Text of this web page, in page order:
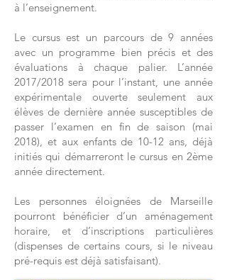
à l’enseignement.
Le cursus est un parcours de 9 années
avec un programme bien précis et des
évaluations à chaque palier. L’année
2017/2018 sera pour l’instant, une année
expérimentale ouverte seulement aux
élèves de dernière année susceptibles de
passer l’examen en fin de saison (mai
2018), et aux enfants de 10-12 ans, déjà
initiés qui démarreront le cursus en 2ème
année directement.
Les personnes éloignées de Marseille
pourront bénéficier d’un aménagement
horaire, et d’inscriptions particulières
(dispenses de certains cours, si le niveau
pré-requis est déjà satisfaisant).